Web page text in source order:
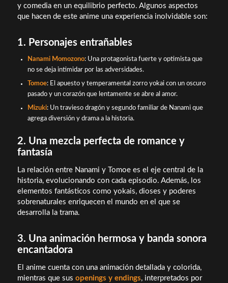
y comedia en un equilibrio perfecto. Algunos aspectos
que hacen de este anime una experiencia inolvidable son:
1. Personajes entrañables
Nanami Momozono: Una protagonista fuerte y optimista que
no se deja intimidar por las adversidades.
Tomoe: El apuesto y temperamental zorro yokai con un oscuro
pasado y un corazón que lentamente se abre al amor.
Mizuki: Un travieso dragón y segundo familiar de Nanami que
agrega diversión y drama a la historia.
2. Una mezcla perfecta de romance y
fantasía
La relación entre Nanami y Tomoe es el eje central de la
historia, evolucionando con cada episodio. Además, los
elementos fantásticos como yokais, dioses y poderes
sobrenaturales enriquecen el mundo en el que se
desarrolla la trama.
3. Una animación hermosa y banda sonora
encantadora
El anime cuenta con una animación detallada y colorida,
mientras que sus openings y endings, interpretados por